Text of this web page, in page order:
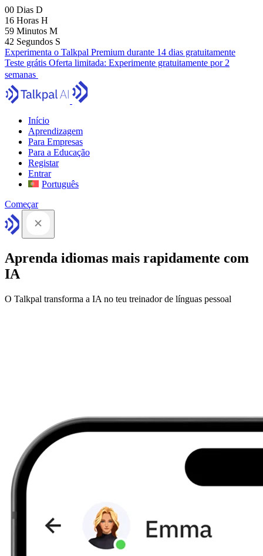
00 Dias D
16 Horas H
59 Minutos M
41 Segundos S
Experimenta o Talkpal Premium durante 14 dias gratuitamente
Teste grátis Oferta limitada: Experimente gratuitamente por 2
semanas
Início
Aprendizagem
Para Empresas
Para a Educação
Registar
Entrar
Português
Começar
Aprenda idiomas mais rapidamente com
IA
O Talkpal transforma a IA no teu treinador de línguas pessoal